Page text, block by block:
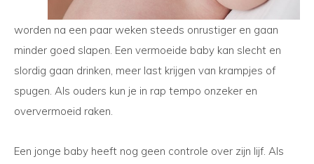
worden na een paar weken steeds onrustiger en gaan
minder goed slapen. Een vermoeide baby kan slecht en
slordig gaan drinken, meer last krijgen van krampjes of
spugen. Als ouders kun je in rap tempo onzeker en
oververmoeid raken.
Een jonge baby heeft nog geen controle over zijn lijf. Als